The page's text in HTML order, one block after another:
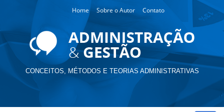
Home Sobre o Autor Contato
CONCEITOS, MÉTODOS E TEORIAS ADMINISTRATIVAS